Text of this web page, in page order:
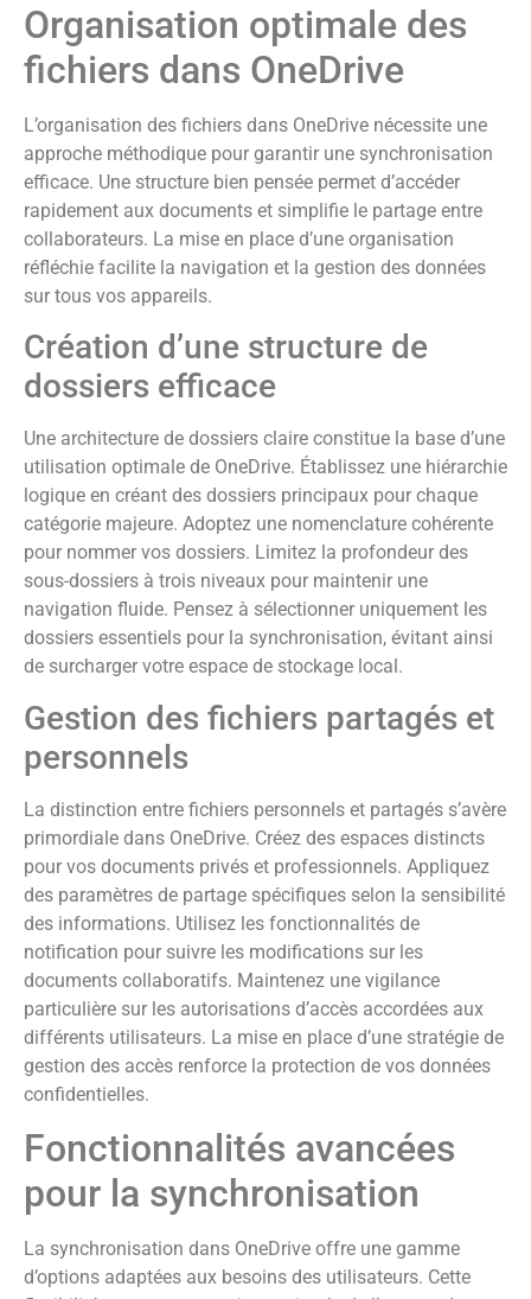
Organisation optimale des
fichiers dans OneDrive
L’organisation des fichiers dans OneDrive nécessite une
approche méthodique pour garantir une synchronisation
efficace. Une structure bien pensée permet d’accéder
rapidement aux documents et simplifie le partage entre
collaborateurs. La mise en place d’une organisation
réfléchie facilite la navigation et la gestion des données
sur tous vos appareils.
Création d’une structure de
dossiers efficace
Une architecture de dossiers claire constitue la base d’une
utilisation optimale de OneDrive. Établissez une hiérarchie
logique en créant des dossiers principaux pour chaque
catégorie majeure. Adoptez une nomenclature cohérente
pour nommer vos dossiers. Limitez la profondeur des
sous-dossiers à trois niveaux pour maintenir une
navigation fluide. Pensez à sélectionner uniquement les
dossiers essentiels pour la synchronisation, évitant ainsi
de surcharger votre espace de stockage local.
Gestion des fichiers partagés et
personnels
La distinction entre fichiers personnels et partagés s’avère
primordiale dans OneDrive. Créez des espaces distincts
pour vos documents privés et professionnels. Appliquez
des paramètres de partage spécifiques selon la sensibilité
des informations. Utilisez les fonctionnalités de
notification pour suivre les modifications sur les
documents collaboratifs. Maintenez une vigilance
particulière sur les autorisations d’accès accordées aux
différents utilisateurs. La mise en place d’une stratégie de
gestion des accès renforce la protection de vos données
confidentielles.
Fonctionnalités avancées
pour la synchronisation
La synchronisation dans OneDrive offre une gamme
d’options adaptées aux besoins des utilisateurs. Cette